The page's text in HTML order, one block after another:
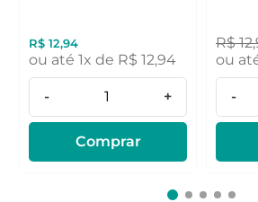
R$ 12,94
ou até 1x de R$ 12,94
- +
Comprar
R$ 12,
ou
-